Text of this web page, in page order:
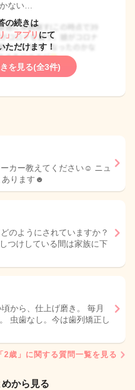
ない…
の続きは
」アプリ にて
ただけます！
を見る(全3件)
カー教えてください☺︎ ニュ
あります☻
のようにされていますか？
つけしている間は家族に下
から、仕上げ磨き。 毎月
虫歯なし。今は歯列矯正し
「2歳」に関する質問一覧を見る
から見る